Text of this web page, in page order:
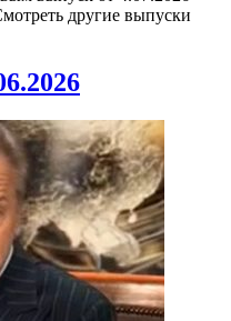
другие выпуски